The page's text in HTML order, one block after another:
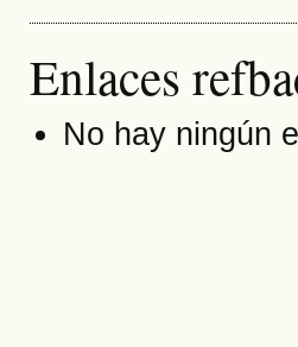
Enlaces
No hay ningún